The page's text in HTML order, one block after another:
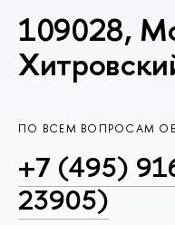
109028,
ПО ВСЕМ ВОПРОСАМ
+7 (495)
23905)